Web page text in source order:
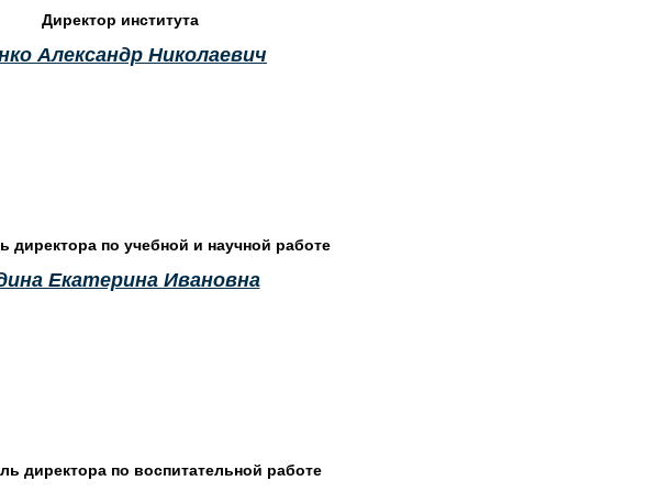
Директор института
Александр Николаевич
директора по учебной и научной работе
Екатерина Ивановна
директора по воспитательной работе